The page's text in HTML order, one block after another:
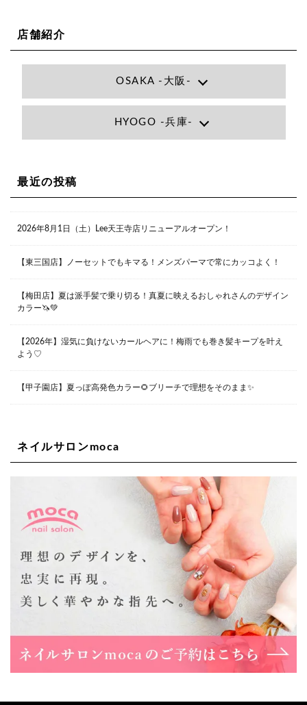
店舗紹介
OSAKA -大阪-
大阪府大阪市北区小松原町1-27梅田エビスビル7F
Lee京橋店
大阪府大阪市都島区東野田町２丁目９－２３ 晃進ビル2F
ビル1F
Lee四ツ橋店
06-6537-9791
Lee上新庄Vita店
大阪市東淀川区瑞光1-4-1 カサデルドイ 2F
06-6195-3667
Lee東三国店
大阪市淀川区東三国4-8-11 大拓ハイツ6
HYOGO -兵庫-
兵庫県西宮市甲子園九番町1-2 フラットライフワーク1F
0798-42-3334
最近の投稿
2026年8月1日（土）Lee天王寺店リニューアルオープン！
【東三国店】ノーセットでもキマる！メンズパーマで常にカッコよく！
【梅田店】夏は派手髪で乗り切る！真夏に映えるおしゃれさんのデザイン
カラー🦄💚
【2026年】湿気に負けないカールヘアに！梅雨でも巻き髪キープを叶え
よう♡
【甲子園店】夏っぽ高発色カラー🌻ブリーチで理想をそのまま✨
ネイルサロンmoca